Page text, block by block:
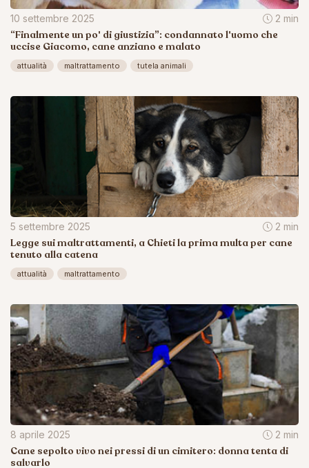
10 settembre 2025 2 min
“Finalmente un po' di giustizia”: condannato l'uomo che
uccise Giacomo, cane anziano e malato
attualità maltrattamento tutela animali
5 settembre 2025 2 min
Legge sui maltrattamenti, a Chieti la prima multa per cane
tenuto alla catena
attualità maltrattamento
8 aprile 2025 2 min
Cane sepolto vivo nei pressi di un cimitero: donna tenta di
salvarlo